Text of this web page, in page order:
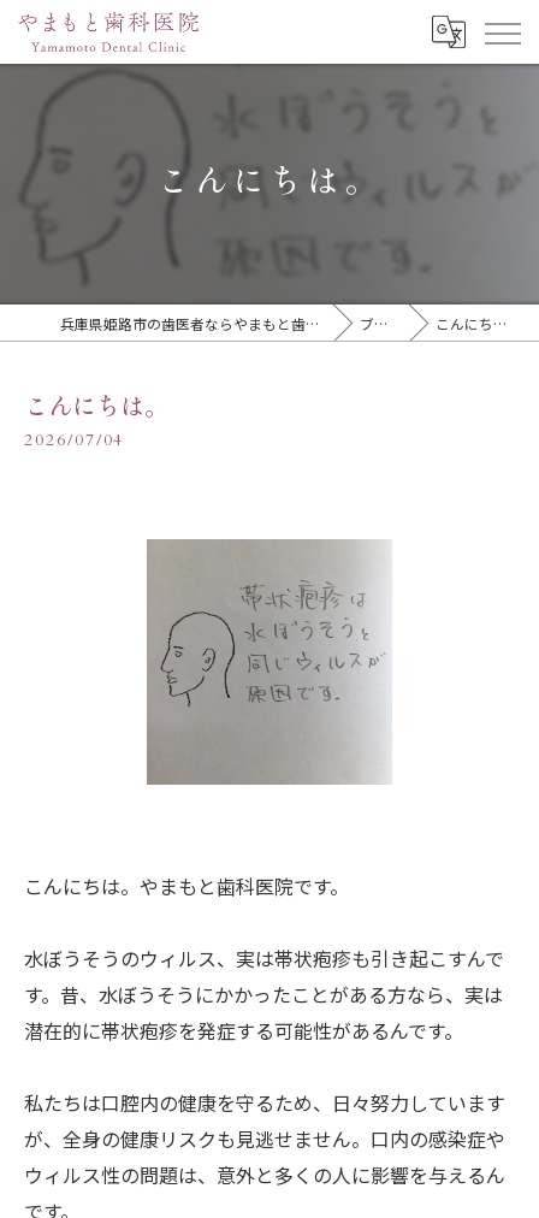
こんにちは。
兵庫県姫路市の歯医者ならやまもと歯科医院 ブログ こんにちは。
こんにちは。
2026/07/04
こんにちは。やまもと歯科医院です。
水ぼうそうのウィルス、実は帯状疱疹も引き起こすんで
す。昔、水ぼうそうにかかったことがある方なら、実は
潜在的に帯状疱疹を発症する可能性があるんです。
私たちは口腔内の健康を守るため、日々努力しています
が、全身の健康リスクも見逃せません。口内の感染症や
ウィルス性の問題は、意外と多くの人に影響を与えるん
です。